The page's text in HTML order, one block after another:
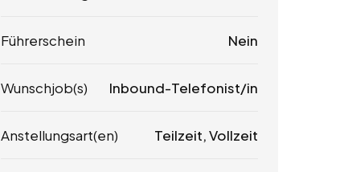
Führerschein Nein
Wunschjob(s) Inbound-Telefonist/in
Anstellungsart(en) Teilzeit, Vollzeit